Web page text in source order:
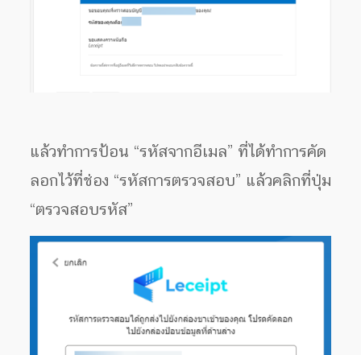
แล้วทำการป้อน “รหัสจากอีเมล” ที่ได้ทำการคัด
ลอกไว้ที่ช่อง “รหัสการตรวจสอบ” แล้วคลิกที่ปุ่ม
“ตรวจสอบรหัส”